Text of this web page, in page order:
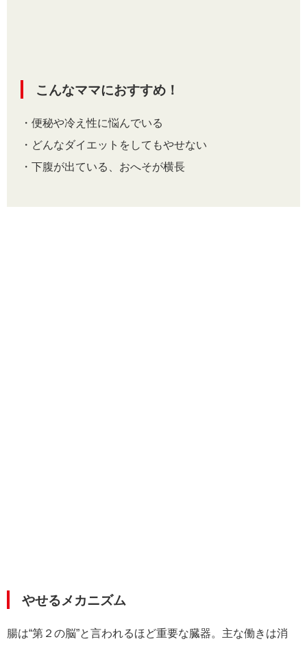
こんなママにおすすめ！
・便秘や冷え性に悩んでいる
・どんなダイエットをしてもやせない
・下腹が出ている、おへそが横長
やせるメカニズム
腸は“第２の脳”と言われるほど重要な臓器。主な働きは消